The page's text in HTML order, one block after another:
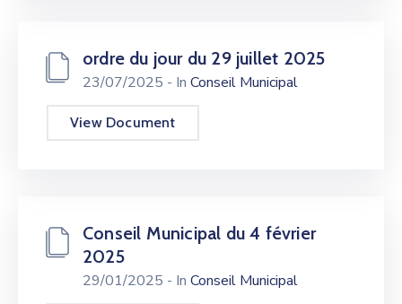
ordre du jour du 29 juillet 2025
23/07/2025 - In Conseil Municipal
View Document
Conseil Municipal du 4 février
2025
29/01/2025 - In Conseil Municipal